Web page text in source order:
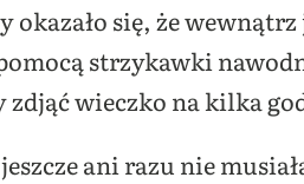
się, że wewnątrz
strzykawki
zdjąć wieczko na kilka
ani razu nie